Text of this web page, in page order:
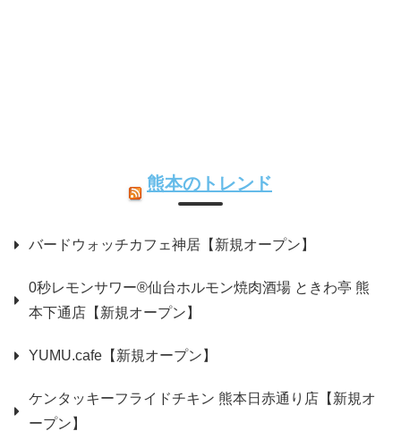
熊本のトレンド
バードウォッチカフェ神居【新規オープン】
0秒レモンサワー®仙台ホルモン焼肉酒場 ときわ亭 熊
本下通店【新規オープン】
YUMU.cafe【新規オープン】
ケンタッキーフライドチキン 熊本日赤通り店【新規オ
ープン】